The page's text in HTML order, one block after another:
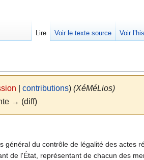
contributions) (XéMéLios)
→ (diff)
du contrôle de légalité des actes
de l'État, représentant de chacun des
Lire Voir le texte source Voir